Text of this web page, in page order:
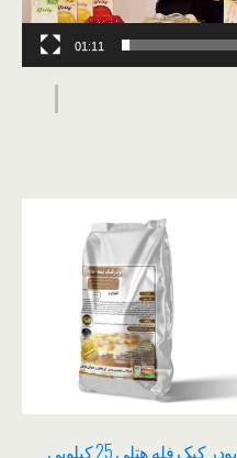
01:11
پودر کیک فله هتلی 25 کیلویی